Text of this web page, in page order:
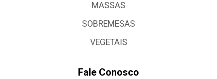
MASSAS
SOBREMESAS
VEGETAIS
Fale Conosco